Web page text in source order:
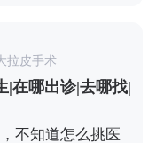
下子年轻20岁，
且效果比较持
，想做的话一定要
案。 想知道更多关
官方媒体平台（公
中我通常会把切
显眼的地方，尽
离与
着切口，小心翼
拉皮手术
|在哪出诊|去哪找|
不知道怎么挑医